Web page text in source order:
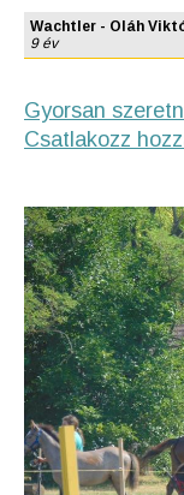
Wachtler - Oláh
9 év
Gyorsan
Csatlakozz